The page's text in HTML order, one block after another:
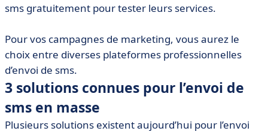
sms gratuitement pour tester leurs services.
Pour vos campagnes de marketing, vous aurez le
choix entre diverses plateformes professionnelles
d’envoi de sms.
3 solutions connues pour l’envoi de
sms en masse
Plusieurs solutions existent aujourd’hui pour l’envoi